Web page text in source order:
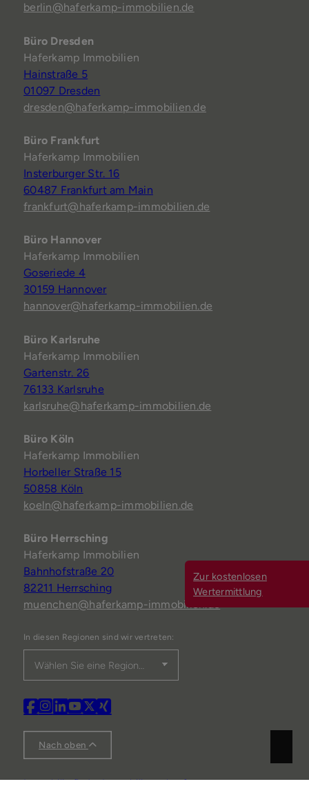
Zur kostenlosen
Wertermittlung
berlin@haferkamp-immobilien.de
Büro Dresden
Haferkamp Immobilien
Hainstraße 5
01097 Dresden
dresden@haferkamp-immobilien.de
Büro Frankfurt
Haferkamp Immobilien
Insterburger Str. 16
60487 Frankfurt am Main
frankfurt@haferkamp-immobilien.de
Büro Hannover
Haferkamp Immobilien
Goseriede 4
30159 Hannover
hannover@haferkamp-immobilien.de
Büro Karlsruhe
Haferkamp Immobilien
Gartenstr. 26
76133 Karlsruhe
karlsruhe@haferkamp-immobilien.de
Büro Köln
Haferkamp Immobilien
Horbeller Straße 15
50858 Köln
koeln@haferkamp-immobilien.de
Büro Herrsching
Haferkamp Immobilien
Bahnhofstraße 20
82211 Herrsching
muenchen@haferkamp-immobilien.de
In diesen Regionen sind wir vertreten:
Nach oben
Immobilie findenImmobilie verkaufen